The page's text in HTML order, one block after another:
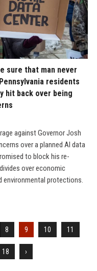
sure that man never
residents
hit back over being
against Governor Josh
over a planned AI data
to block his re-
over economic
environmental protections.
8 9 10 11
18 ›